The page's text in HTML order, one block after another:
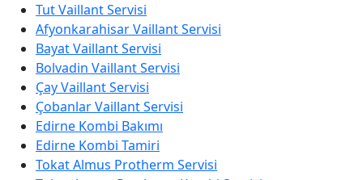
Tut Vaillant Servisi
Afyonkarahisar Vaillant Servisi
Bayat Vaillant Servisi
Bolvadin Vaillant Servisi
Çay Vaillant Servisi
Çobanlar Vaillant Servisi
Edirne Kombi Bakımı
Edirne Kombi Tamiri
Tokat Almus Protherm Servisi